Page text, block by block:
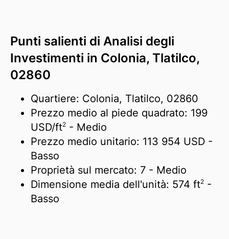
Punti salienti di Analisi degli
Investimenti in Colonia, Tlatilco,
02860
Quartiere: Colonia, Tlatilco, 02860
Prezzo medio al piede quadrato: 199
USD/ft2 - Medio
Prezzo medio unitario: 113 954 USD -
Basso
Proprietà sul mercato: 7 - Medio
Dimensione media dell'unità: 574 ft2 -
Basso